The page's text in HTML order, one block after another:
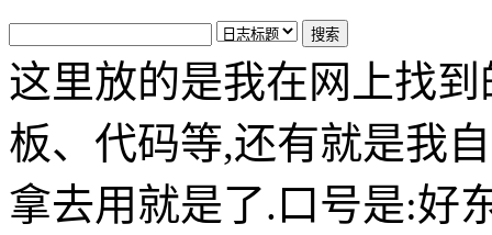
这里放的是我在网上找
板、代码等,还有就是我
拿去用就是了.口号是:好